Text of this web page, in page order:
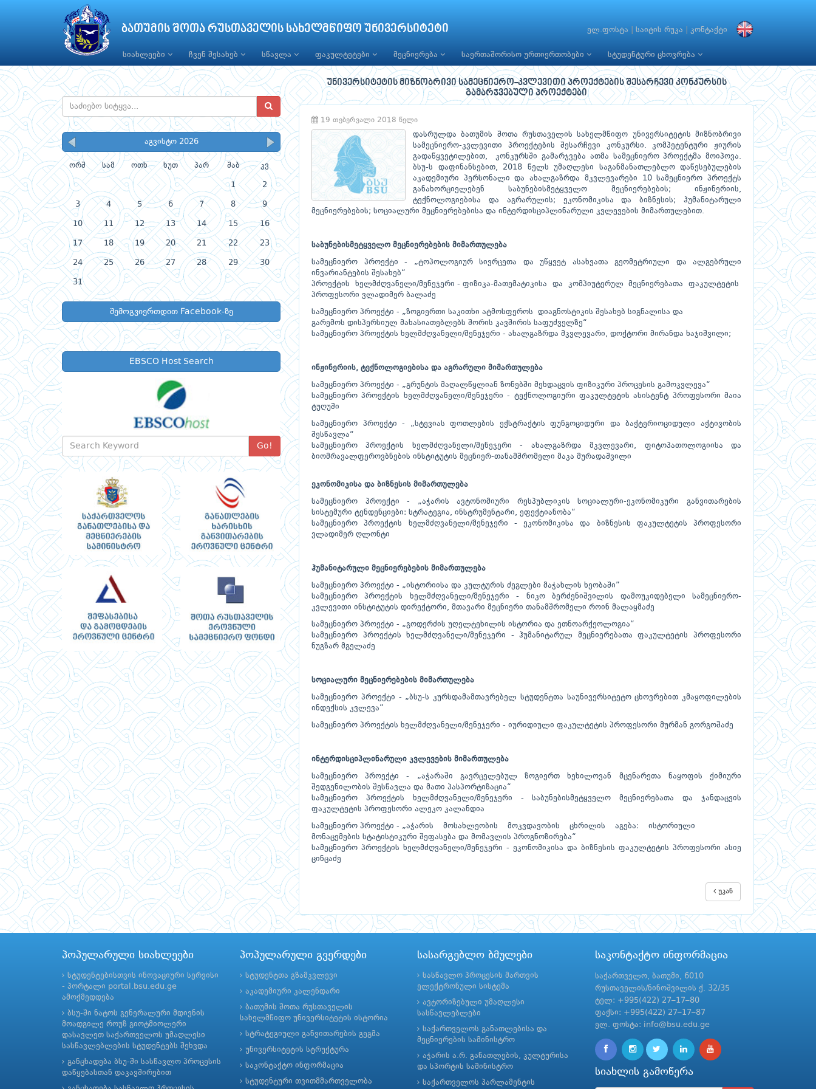
ბათუმის შოთა რუსთაველის სახელმწიფო უნივერსიტეტი ელ.ფოსტა საიტის რუკა კონტაქტი
სიახლეები ჩვენ შესახებ სწავლა ფაკულტეტები მეცნიერება საერთაშორისო ურთიერთობები სტუდენტური ცხოვრება
აგვისტო 2026
ორშ სამ ოთხ ხუთ პარ შაბ კვ
1 2
3 4 5 6 7 8 9
10 11 12 13 14 15 16
17 18 19 20 21 22 23
24 25 26 27 28 29 30
31
შემოგვიერთდით Facebook-ზე
EBSCO Host Search
Go!
უნივერსიტეტის მიზნობრივი სამეცნიერო-კვლევითი პროექტების შესარჩევი კონკურსის
გამარჯვებული პროექტები
19 თებერვალი 2018 წელი
დასრულდა ბათუმის შოთა რუსთაველის სახელმწიფო უნივერსიტეტის მიზნობრივი
სამეცნიერო-კვლევითი პროექტების შესარჩევი კონკურსი. კომპეტენტური ჟიურის
გადაწყვეტილებით, კონკურსში გამარჯვება ათმა სამეცნიერო პროექტმა მოიპოვა.
ბსუ-ს დაფინანსებით, 2018 წელს უმაღლესი საგანმანათლებლო დაწესებულების
აკადემიური პერსონალი და ახალგაზრდა მკვლევარები 10 სამეცნიერო პროექტს
განახორციელებენ საბუნებისმეტყველო მეცნიერებების; ინჟინერიის,
ტექნოლოგიებისა და აგრარულის; ეკონომიკისა და ბიზნესის; ჰუმანიტარული
მეცნიერებების; სოციალური მეცნიერებებისა და ინტერდისციპლინარული კვლევების მიმართულებით.
საბუნებისმეტყველო მეცნიერებების მიმართულება
სამეცნიერო პროექტი - „ტოპოლოგიურ სივრცეთა და უწყვეტ ასახვათა გეომეტრიული და ალგებრული
ინვარიანტების შესახებ“
პროექტის ხელმძღვანელი/მენეჯერი - ფიზიკა-მათემატიკისა და კომპიუტერულ მეცნიერებათა ფაკულტეტის
პროფესორი ვლადიმერ ბალაძე
სამეცნიერო პროექტი - „ზოგიერთი საკითხი ატმოსფეროს დიაგნოსტიკის შესახებ სიგნალისა და
გარემოს დისპერსიულ მახასიათებლებს შორის კავშირის საფუძველზე“
სამეცნიერო პროექტის ხელმძღვანელი/მენეჯერი - ახალგაზრდა მკვლევარი, დოქტორი მირანდა ხაჯიშვილი;
ინჟინერიის, ტექნოლოგიებისა და აგრარული მიმართულება
სამეცნიერო პროექტი - „გრუნტის მაღალწყლიან ზონებში მეხდაცვის ფიზიკური პროცესის გამოკვლევა“
სამეცნიერო პროექტის ხელმძღვანელი/მენეჯერი - ტექნოლოგიური ფაკულტეტის ასისტენტ პროფესორი მაია
ტუღუში
სამეცნიერო პროექტი - „სტევიას ფოთლების ექსტრაქტის ფუნგოციდური და ბაქტერიოციდული აქტივობის
შესწავლა“
სამეცნიერო პროექტის ხელმძღვანელი/მენეჯერი - ახალგაზრდა მკვლევარი, ფიტოპათოლოგიისა და
ბიომრავალფეროვბნების ინსტიტუტის მეცნიერ-თანამშრომელი მაკა მურადაშვილი
ეკონომიკისა და ბიზნესის მიმართულება
სამეცნიერო პროექტი - „აჭარის ავტონომიური რესპუბლიკის სოციალური-ეკონომიკური განვითარების
სისტემური ტენდენციები: სტრატეგია, ინსტრუმენტარი, ეფექტიანობა“
სამეცნიერო პროექტის ხელმძღვანელი/მენეჯერი - ეკონომიკისა და ბიზნესის ფაკულტეტის პროფესორი
ვლადიმერ ღლონტი
ჰუმანიტარული მეცნიერებების მიმართულება
სამეცნიერო პროექტი - „ისტორიისა და კულტურის ძეგლები მაჭახლის ხეობაში”
სამეცნიერო პროექტის ხელმძღვანელი/მენეჯერი - ნიკო ბერძენიშვილის დამოუკიდებელი სამეცნიერო-
კვლევითი ინსტიტუტის დირექტორი, მთავარი მეცნიერი თანამშრომელი როინ მალაყმაძე
სამეცნიერო პროექტი - „გოდერძის უღელტეხილის ისტორია და ეთნოარქეოლოგია“
სამეცნიერო პროექტის ხელმძღვანელი/მენეჯერი - ჰუმანიტარულ მეცნიერებათა ფაკულტეტის პროფესორი
ნუგზარ მგელაძე
სოციალური მეცნიერებების მიმართულება
სამეცნიერო პროექტი - „ბსუ-ს კურსდამამთავრებელ სტუდენტთა საუნივერსიტეტო ცხოვრებით კმაყოფილების
ინდექსის კვლევა”
სამეცნიერო პროექტის ხელმძღვანელი/მენეჯერი - იურიდიული ფაკულტეტის პროფესორი მურმან გორგოშაძე
ინტერდისციპლინარული კვლევების მიმართულება
სამეცნიერო პროექტი - „აჭარაში გავრცელებულ ზოგიერთ ხეხილოვან მცენარეთა ნაყოფის ქიმიური
შედგენილობის შესწავლა და მათი პასპორტიზაცია“
სამეცნიერო პროექტის ხელმძღვანელი/მენეჯერი - საბუნებისმეტყველო მეცნიერებათა და ჯანდაცვის
ფაკულტეტის პროფესორი ალეკო კალანდია
სამეცნიერო პროექტი - „აჭარის მოსახლეობის მოკვდავობის ცხრილის აგება: ისტორიული
მონაცემების სტატისტიკური შეფასება და მომავლის პროგნოზირება“
სამეცნიერო პროექტის ხელმძღვანელი/მენეჯერი - ეკონომიკისა და ბიზნესის ფაკულტეტის პროფესორი ასიე
ცინცაძე
უკან
პოპულარული სიახლეები
სტუდენტებისთვის ინოვაციური სერვისი
- პორტალი portal.bsu.edu.ge
ამოქმედდება
ბსუ-ში ნატოს გენერალური მდივნის
მოადგილე როუზ გიოტმიოლერი
დასავლეთ საქართველოს უმაღლესი
სასწავლებლების სტუდენტებს შეხვდა
განცხადება ბსუ-ში სასწავლო პროცესის
დაწყებასთან დაკავშირებით
პოპულარული გვერდები
სტუდენტთა გზამკვლევი
აკადემიური კალენდარი
ბათუმის შოთა რუსთაველის
სახელმწიფო უნივერსიტეტის ისტორია
სტრატეგიული განვითარების გეგმა
უნივერსიტეტის სტრუქტურა
საკონტაქტო ინფორმაცია
სტუდენტური თვითმმართველობა
სასარგებლო ბმულები
სასწავლო პროცესის მართვის
ელექტრონული სისტემა
ავტორიზებული უმაღლესი
სასწავლებლები
საქართველოს განათლებისა და
მეცნიერების სამინისტრო
აჭარის ა.რ. განათლების, კულტურისა
და სპორტის სამინისტრო
საქართველოს პარლამენტის
საკონტაქტო ინფორმაცია
საქართველო, ბათუმი, 6010
რუსთაველის/ნინოშვილის ქ. 32/35
ტელ: +995(422) 27–17–80
ფაქსი: +995(422) 27–17–87
ელ. ფოსტა: info@bsu.edu.ge
სიახლის გამოწერა